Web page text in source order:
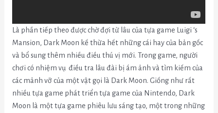
Là phần tiếp theo được chờ đợi từ lâu của tựa game Luigi ‘s
Mansion, Dark Moon kế thừa hết những cái hay của bản gốc
và bổ sung thêm nhiều điều thú vị mới. Trong game, người
chơi có nhiệm vụ điều tra lâu đài bị ám ảnh và tìm kiếm của
các mảnh vỡ của một vật gọi là Dark Moon. Giống như rất
nhiều tựa game phát triển tựa game của Nintendo, Dark
Moon là một tựa game phiêu lưu sáng tạo, một trong những